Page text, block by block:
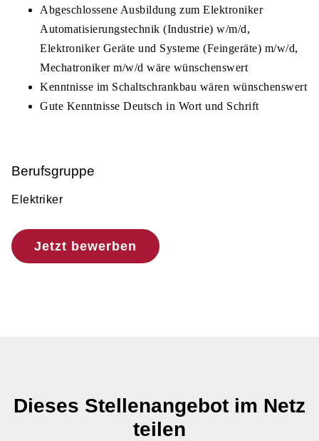
Abgeschlossene Ausbildung zum Elektroniker
Automatisierungstechnik (Industrie) w/m/d,
Elektroniker Geräte und Systeme (Feingeräte) m/w/d,
Mechatroniker m/w/d wäre wünschenswert
Kenntnisse im Schaltschrankbau wären wünschenswert
Gute Kenntnisse Deutsch in Wort und Schrift
Berufsgruppe
Elektriker
Jetzt bewerben
Dieses Stellenangebot im Netz
teilen